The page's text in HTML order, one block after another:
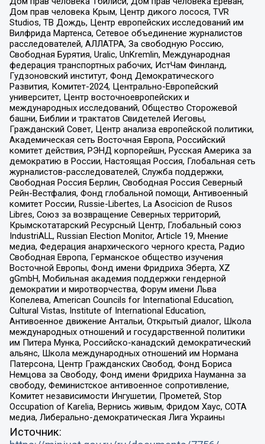
Дом прав человека Крым, Центр дикого лосося, TVR
Studios, ТВ Дождь, Центр европейских исследований им
Вилфрида Мартенса, Сетевое объединение журналистов
расследователей, АЛЛАТРА, За свободную Россию,
Свободная Бурятия, Uralic, UnKremlin, Международная
федерация транспортных рабочих, ИстЧам Финланд,
Гудзоновский институт, Фонд Демократического
Развития, Комитет-2024, Центрально-Европейский
университет, Центр восточноевропейских и
международных исследований, Общество Сторожевой
башни, Библии и трактатов Свидетелей Иеговы,
Гражданский Совет, Центр анализа европейской политики,
Академическая сеть Восточная Европа, Российский
комитет действия, РЭНД корпорейшн, Русская Америка за
демократию в России, Настоящая Россия, Глобальная сеть
журналистов-расследователей, Служба поддержки,
Свободная Россия Берлин, Свободная Россия Северный
Рейн-Вестфалия, Фонд глобальной помощи, Антивоенный
комитет России, Russie-Libertes, La Asocicion de Rusos
Libres, Союз за возвращение Северных территорий,
Крымскотатарский Ресурсный Центр, Глобальный союз
IndustriALL, Russian Election Monitor, Article 19, Мнение
медиа, Федерация анархического черного креста, Радио
Свободная Европа, Германское общество изучения
Восточной Европы, Фонд имени Фридриха Эберта, XZ
gGmbH, Мобильная академия поддержки гендерной
демократии и миротворчества, Форум имени Льва
Копелева, American Councils for International Education,
Cultural Vistas, Institute of International Education,
Антивоенное движение Антальи, Открытый диалог, Школа
международных отношений и государственной политики
им Питера Мунка, Российско-канадский демократический
альянс, Школа международных отношений им Нормана
Патерсона, Центр Гражданских Свобод, Фонд Бориса
Немцова за Свободу, Фонд имени Фридриха Науманна за
свободу, Феминистское антивоенное сопротивление,
Комитет независимости Ингушетии, Прометей, Stop
Occupation of Karelia, Вернись живым, Фридом Хаус, СОТА
медиа, Либерально-демократическая Лига Украины
Источник: